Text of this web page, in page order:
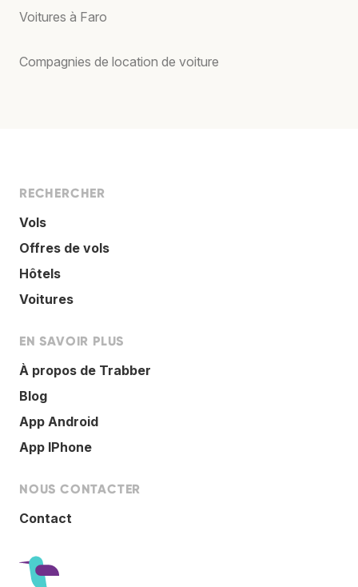
Voitures à Faro
Compagnies de location de voiture
RECHERCHER
Vols
Offres de vols
Hôtels
Voitures
EN SAVOIR PLUS
À propos de Trabber
Blog
App Android
App IPhone
NOUS CONTACTER
Contact